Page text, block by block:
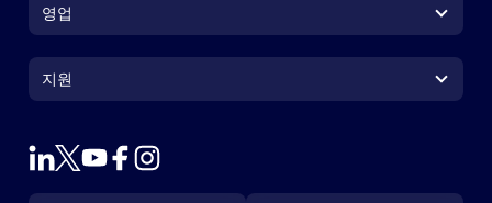
Zoom Rooms 앱Zoom Rooms 앱
Zoom Rooms Controller
Outlook 플러그인
영업
영업팀에 문의
데모 요청하기
지원
지원
계정